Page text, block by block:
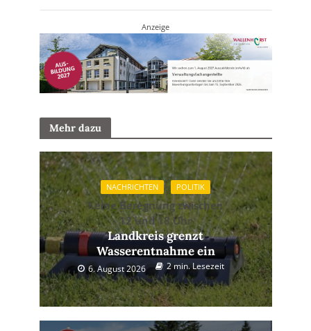
Anzeige
Mehr dazu
NACHRICHTEN POLITIK
Keine Beregnung zwischen
12 und 18 Uhr
Landkreis grenzt
Wasserentnahme ein
6. August 2026 2 min. Lesezeit